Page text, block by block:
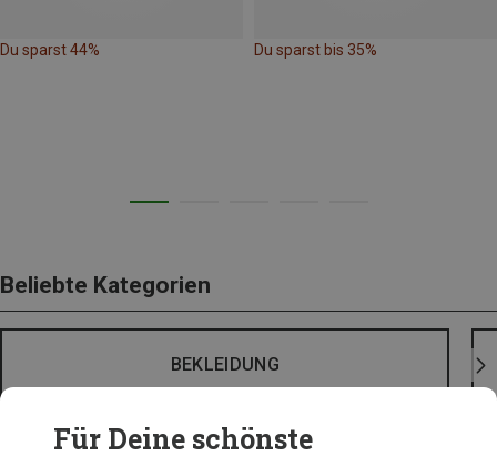
Du sparst 44% Du sparst bis 35%
Beliebte Kategorien
BEKLEIDUNG
Für Deine schönste